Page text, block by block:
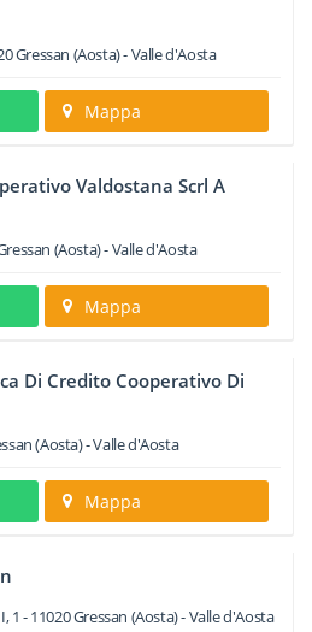
Gressan (Aosta) -Valle d'Aosta
Mappa
Valdostana Scrl A
(Aosta) -Valle d'Aosta
Mappa
Di Credito Cooperativo Di
(Aosta) -Valle d'Aosta
Mappa
1 -11020Gressan (Aosta) -Valle d'Aosta